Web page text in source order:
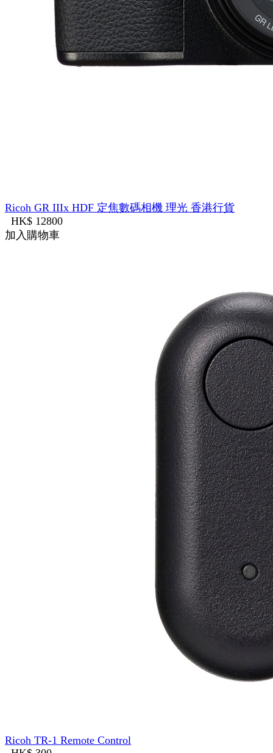
Ricoh GR IIIx HDF 定焦數碼相機 理光 香港行貨
HK$ 12800
加入購物車
Ricoh TR-1 Remote Control